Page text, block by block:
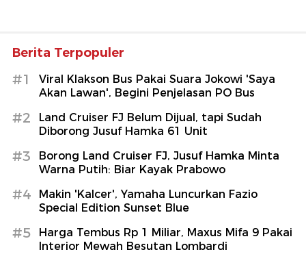
Berita Terpopuler
#1
Viral Klakson Bus Pakai Suara Jokowi 'Saya
Akan Lawan', Begini Penjelasan PO Bus
#2
Land Cruiser FJ Belum Dijual, tapi Sudah
Diborong Jusuf Hamka 61 Unit
#3
Borong Land Cruiser FJ, Jusuf Hamka Minta
Warna Putih: Biar Kayak Prabowo
#4
Makin 'Kalcer', Yamaha Luncurkan Fazio
Special Edition Sunset Blue
#5
Harga Tembus Rp 1 Miliar, Maxus Mifa 9 Pakai
Interior Mewah Besutan Lombardi